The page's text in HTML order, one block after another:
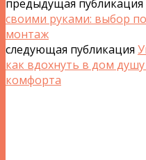
предыдущая публикация
своими руками: выбор
монтаж
следующая публикация
как вдохнуть в дом
комфорта